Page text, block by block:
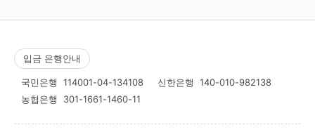
입금 은행안내
국민은행 114001-04-134108 신한은행 140-010-982138
농협은행 301-1661-1460-11